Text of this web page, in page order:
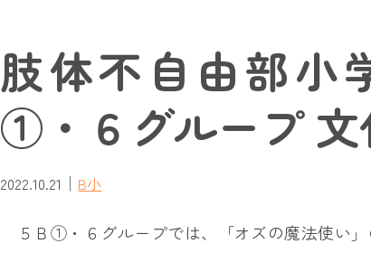
肢体不自由部小
①・６グループ 文
2022.10.21 ｜ B小
５Ｂ①・６グループでは、「オズの魔法使い